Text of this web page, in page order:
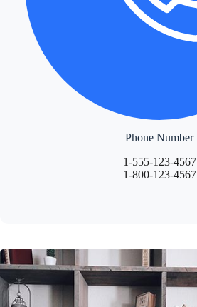
Phone Number
1-555-123-4567
1-800-123-4567